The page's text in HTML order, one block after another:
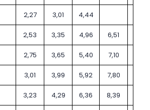
2,27 3,01 4,44
2,53 3,35 4,96 6,51
2,75 3,65 5,40 7,10
3,01 3,99 5,92 7,80
3,23 4,29 6,36 8,39